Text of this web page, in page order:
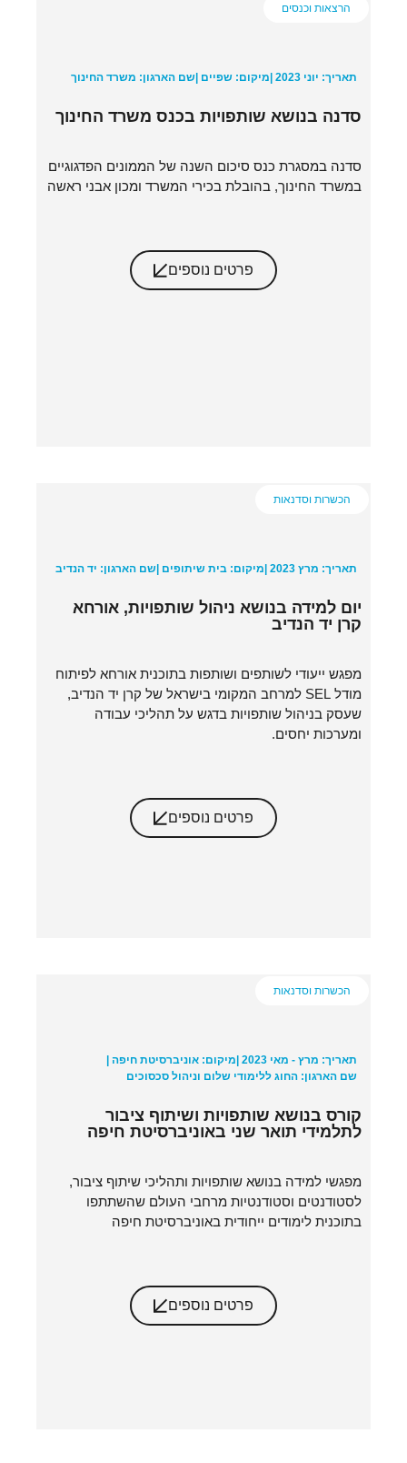
הרצאות וכנסים
תאריך: יוני 2023 | מיקום: שפיים | שם הארגון: משרד החינוך
סדנה בנושא שותפויות בכנס משרד החינוך
סדנה במסגרת כנס סיכום השנה של הממונים הפדגוגיים
במשרד החינוך, בהובלת בכירי המשרד ומכון אבני ראשה
פרטים נוספים
הכשרות וסדנאות
תאריך: מרץ 2023 | מיקום: בית שיתופים | שם הארגון: יד הנדיב
יום למידה בנושא ניהול שותפויות, אורחא
קרן יד הנדיב
מפגש ייעודי לשותפים ושותפות בתוכנית אורחא לפיתוח
מודל SEL למרחב המקומי בישראל של קרן יד הנדיב,
שעסק בניהול שותפויות בדגש על תהליכי עבודה
ומערכות יחסים.
פרטים נוספים
הכשרות וסדנאות
תאריך: מרץ - מאי 2023 |
מיקום: אוניברסיטת חיפה |
שם הארגון: החוג ללימודי שלום וניהול סכסוכים
קורס בנושא שותפויות ושיתוף ציבור
לתלמידי תואר שני באוניברסיטת חיפה
מפגשי למידה בנושא שותפויות ותהליכי שיתוף ציבור,
לסטודנטים וסטודנטיות מרחבי העולם שהשתתפו
בתוכנית לימודים ייחודית באוניברסיטת חיפה
פרטים נוספים